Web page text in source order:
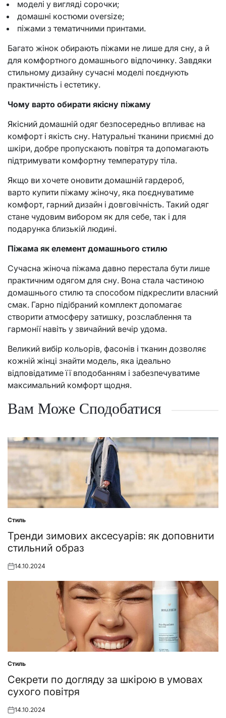
моделі у вигляді сорочки;
домашні костюми oversize;
піжами з тематичними принтами.
Багато жінок обирають піжами не лише для сну, а й
для комфортного домашнього відпочинку. Завдяки
стильному дизайну сучасні моделі поєднують
практичність і естетику.
Чому варто обирати якісну піжаму
Якісний домашній одяг безпосередньо впливає на
комфорт і якість сну. Натуральні тканини приємні до
шкіри, добре пропускають повітря та допомагають
підтримувати комфортну температуру тіла.
Якщо ви хочете оновити домашній гардероб,
варто купити піжаму жіночу, яка поєднуватиме
комфорт, гарний дизайн і довговічність. Такий одяг
стане чудовим вибором як для себе, так і для
подарунка близькій людині.
Піжама як елемент домашнього стилю
Сучасна жіноча піжама давно перестала бути лише
практичним одягом для сну. Вона стала частиною
домашнього стилю та способом підкреслити власний
смак. Гарно підібраний комплект допомагає
створити атмосферу затишку, розслаблення та
гармонії навіть у звичайний вечір удома.
Великий вибір кольорів, фасонів і тканин дозволяє
кожній жінці знайти модель, яка ідеально
відповідатиме її вподобанням і забезпечуватиме
максимальний комфорт щодня.
Вам Може Сподобатися
Posted
in
Стиль
Тренди зимових аксесуарів: як доповнити
стильний образ
Posted
14.10.2024
Posted
in
Стиль
Секрети по догляду за шкірою в умовах
сухого повітря
Posted
14.10.2024